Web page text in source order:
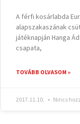
A férfi kosárlabda
alapszakaszának
játéknapján Hanga
csapata,
TOVÁBB OLVASOM »
2017.11.10. Nincs